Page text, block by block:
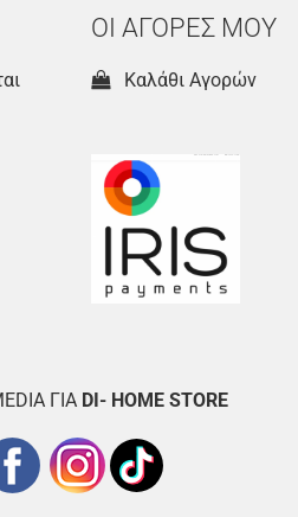
ΟΙ ΑΓΟΡΕΣ ΜΟΥ
Καλάθι Αγορών
ΓΙΑ DI- HOME STORE